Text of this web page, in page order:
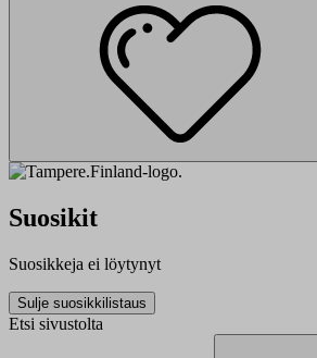
Suosikit
Suosikkeja ei löytynyt
Sulje suosikkilistaus
Etsi sivustolta